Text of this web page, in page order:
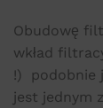
Obudowę
wkład
!) podobnie
jest jednym